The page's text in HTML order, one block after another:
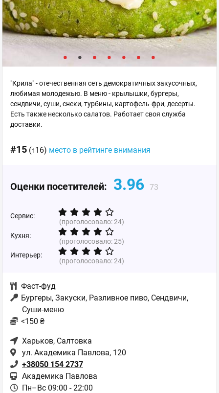
"Крила" - отечественная сеть демократичных закусочных,
любимая молодежью. В меню - крылышки, бургеры,
сендвичи, суши, снеки, турбины, картофель-фри, десерты.
Есть также несколько салатов. Работает своя служба
доставки.
#15 (↑16) место в рейтинге внимания
Оценки посетителей: 3.96 73
Сервис:
(проголосовало:24)
Кухня:
(проголосовало:25)
Интерьер:
(проголосовало:24)
Фаст-фуд
Бургеры, Закуски, Разливное пиво, Сендвичи,
Суши-меню
<150 ₴
Харьков, Салтовка
ул. Академика Павлова, 120
+38050 154 2737
Академика Павлова
Пн–Вс 09:00 - 22:00